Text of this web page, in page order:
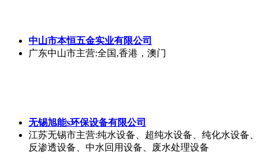
中山市本恒五金实业有限公司
广东中山市主营:全国,香港，澳门
无锡旭能s环保设备有限公司
江苏无锡市主营:纯水设备、超纯水设备、纯化水设备、
反渗透设备、中水回用设备、废水处理设备